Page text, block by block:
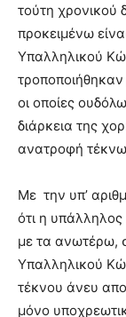
τούτη χρονικού
προκειμένω
Υπαλληλικού
οι οποίες
διάρκεια της
ανατροφή
Με την υπ’
ότι η
με τα ανωτέρω,
Υπαλληλικού
τέκνου άνευ
μόνο